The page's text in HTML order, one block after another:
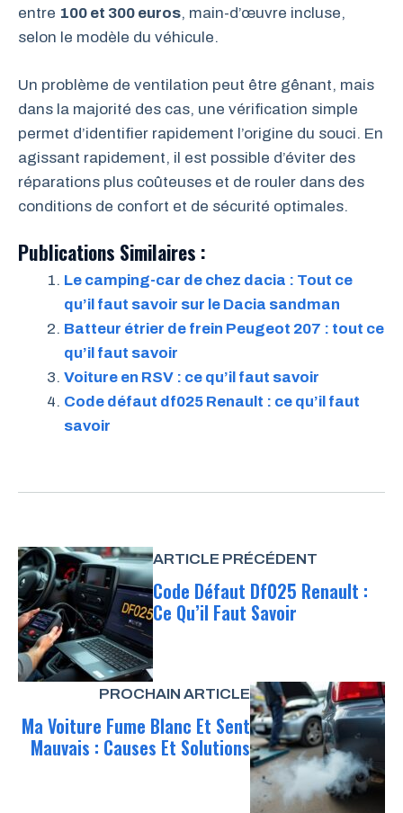
entre 100 et 300 euros, main-d’œuvre incluse,
selon le modèle du véhicule.
Un problème de ventilation peut être gênant, mais
dans la majorité des cas, une vérification simple
permet d’identifier rapidement l’origine du souci. En
agissant rapidement, il est possible d’éviter des
réparations plus coûteuses et de rouler dans des
conditions de confort et de sécurité optimales.
Publications Similaires :
Le camping-car de chez dacia : Tout ce
qu’il faut savoir sur le Dacia sandman
Batteur étrier de frein Peugeot 207 : tout ce
qu’il faut savoir
Voiture en RSV : ce qu’il faut savoir
Code défaut df025 Renault : ce qu’il faut
savoir
ARTICLE PRÉCÉDENT
Code Défaut Df025 Renault :
Ce Qu’il Faut Savoir
PROCHAIN ARTICLE
Ma Voiture Fume Blanc Et Sent
Mauvais : Causes Et Solutions